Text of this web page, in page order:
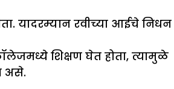
यादरम्यान रवीच्या आईचे निधन
शिक्षण घेत होता, त्यामुळे
असे.